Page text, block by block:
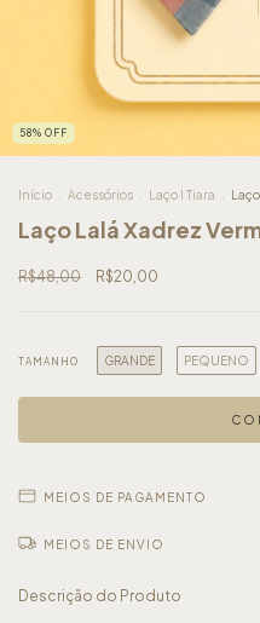
58% OFF
Início Acessórios Laço I Tiara
Laço Lalá Xadrez
R$48,00 R$20,00
TAMANHO GRANDE PEQUENO
MEIOS DE PAGAMENTO
MEIOS DE ENVIO
Descrição do Produto